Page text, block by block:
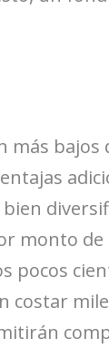
más
monto
pocos
costar